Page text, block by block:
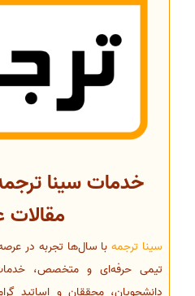
خدمات سینا
سینا ترجمهبا سال‌ها تجربه در
تیمی حرفه‌ای و متخصص،
دانشجویان، محققان و اساتید